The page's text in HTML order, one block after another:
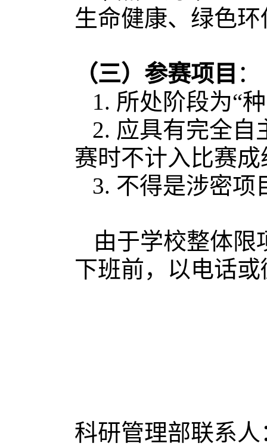
生命健康、绿色
（三） 参赛项目 ：
1. 所处阶段为“
2. 应具有完全自
赛时不计入比赛成
3. 不得是涉密项
由于学校整体限
下班前，以电话
科研管理部联系